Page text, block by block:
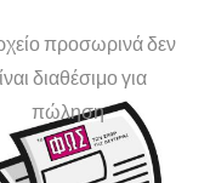
προσωρινά δεν
διαθέσιμο για
πώληση